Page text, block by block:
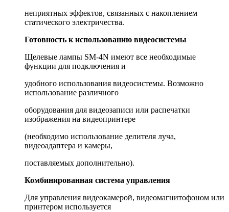
неприятных эффектов, связанных с накоплением
статического электричества.
Готовность к использованию видеосистемы
Щелевые лампы SМ-4N имеют все необходимые
функции для подключения и
удобного использования видеосистемы. Возможно
использование различного
оборудования для видеозаписи или распечатки
изображения на видеопринтере
(необходимо использование делителя луча,
видеоадаптера и камеры,
поставляемых дополнительно).
Комбинированная система управления
Для управления видеокамерой, видеомагнитофоном или
принтером используется